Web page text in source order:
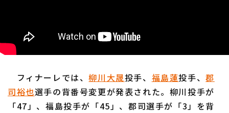
フィナーレでは、柳川大晟投手、 福島蓮投手、郡
司裕也選手の背番号変更が発表された。柳川投手が
「47」、福島投手が「45」、郡司選手が「3」を背